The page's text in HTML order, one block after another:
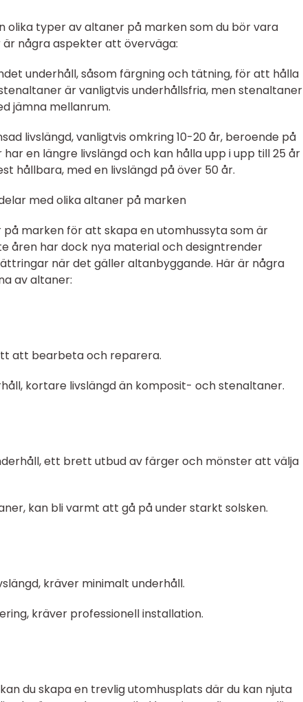
olika typer av altaner på marken som du bör vara
några aspekter att överväga:
underhåll, såsom färgning och tätning, för att hålla
är vanligtvis underhållsfria, men stenaltaner
jämna mellanrum.
livslängd, vanligtvis omkring 10-20 år, beroende på
en längre livslängd och kan hålla upp i upp till 25 år
hållbara, med en livslängd på över 50 år.
med olika altaner på marken
marken för att skapa en utomhussyta som är
åren har dock nya material och designtrender
när det gäller altanbyggande. Här är några
av altaner:
att bearbeta och reparera.
kortare livslängd än komposit- och stenaltaner.
ett brett utbud av färger och mönster att välja
kan bli varmt att gå på under starkt solsken.
kräver minimalt underhåll.
kräver professionell installation.
du skapa en trevlig utomhusplats där du kan njuta